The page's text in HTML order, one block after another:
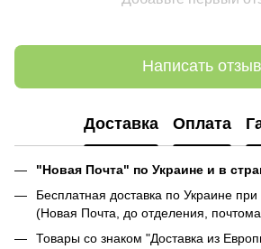
Написать отзыв
Доставка Оплата
"Новая Почта" по Украине и в
Бесплатная доставка по Украине при
(Новая Почта, до отделения,
Товары со знаком "Доставка из